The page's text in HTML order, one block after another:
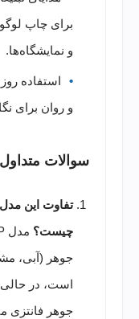
برای چاپ
و نمایشگاه‌ها.
استفاده
و روان برای
سوالات متداول
چیست؟
جوهر (آبی،
جوهر فانتزی